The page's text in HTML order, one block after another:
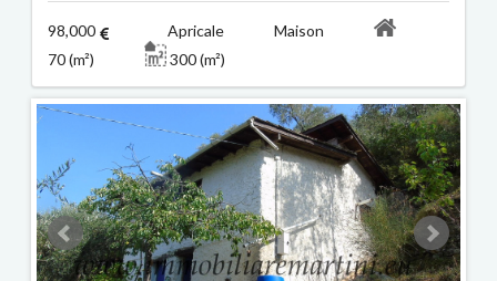
98,000
Apricale Maison
70 (m²)
300 (m²)